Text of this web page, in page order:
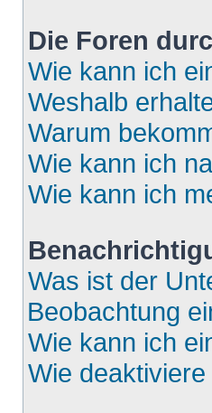
Die Foren
Wie kann ich
Weshalb
Warum
Wie kann ich
Wie kann ich
Was ist der
Beobachtung
Wie kann ich
Wie